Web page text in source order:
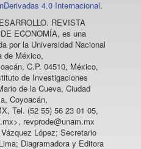
4.0 Internacional.
REVISTA
ECONOMÍA, es una
por la Universidad Nacional
de México,
C.P. 04510, México,
de Investigaciones
de la Cueva, Ciudad
Coyoacán,
Tel. (52 55) 56 23 01 05,
revprode@unam.mx
López; Secretario
Diagramadora y Editora